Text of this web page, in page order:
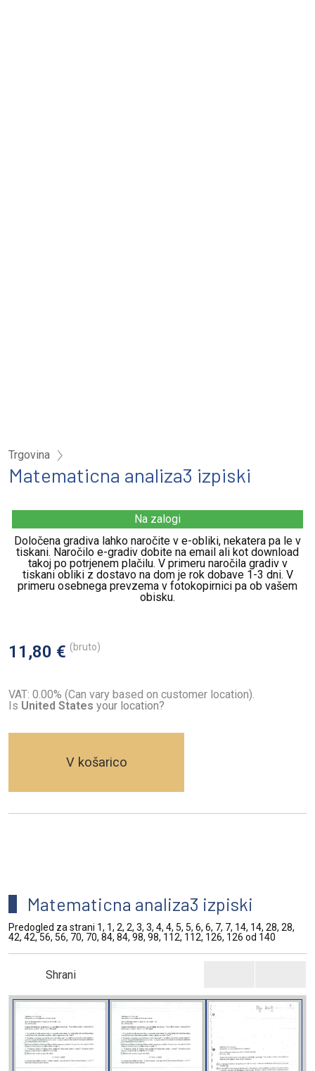
Trgovina
Matematicna analiza3 izpiski
Na zalogi
Določena gradiva lahko naročite v e-obliki, nekatera pa le v
tiskani. Naročilo e-gradiv dobite na email ali kot download
takoj po potrjenem plačilu. V primeru naročila gradiv v
tiskani obliki z dostavo na dom je rok dobave 1-3 dni. V
primeru osebnega prevzema v fotokopirnici pa ob vašem
obisku.
11,80 € (bruto)
VAT: 0.00% (Can vary based on customer location).
Is United States your location?
V košarico
Matematicna analiza3 izpiski
Predogled za strani 1, 1, 2, 2, 3, 3, 4, 4, 5, 5, 6, 6, 7, 7, 14, 14, 28, 28,
42, 42, 56, 56, 70, 70, 84, 84, 98, 98, 112, 112, 126, 126 od 140
Shrani